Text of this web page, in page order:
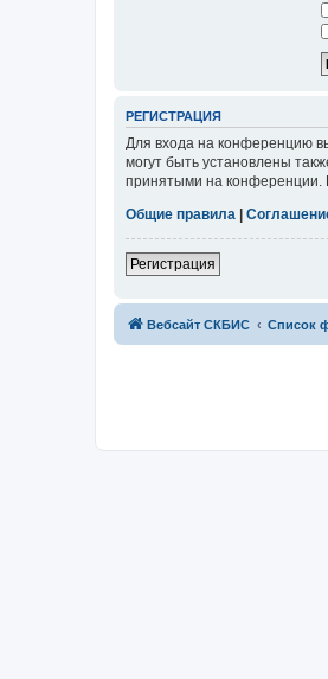
РЕГИСТРАЦИЯ
Для входа на конференцию
могут быть установлены
принятыми на конференции.
Общие правила
Регистрация
Вебсайт СКБИС Список